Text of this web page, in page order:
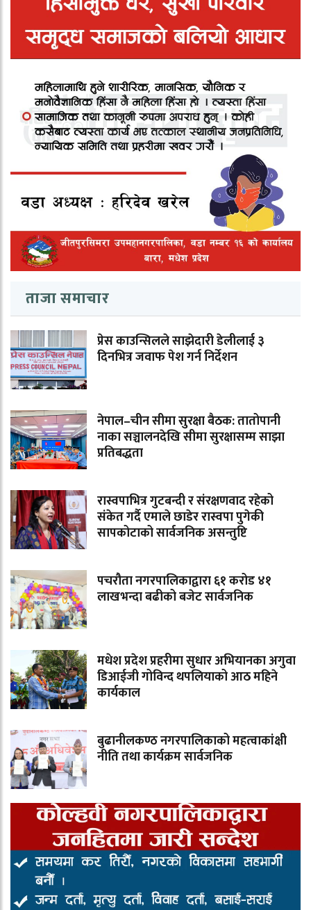
ताजा समाचार
प्रेस काउन्सिलले साझेदारी डेलीलाई ३
दिनभित्र जवाफ पेश गर्न निर्देशन
नेपाल–चीन सीमा सुरक्षा बैठक: तातोपानी
नाका सञ्चालनदेखि सीमा सुरक्षासम्म साझा
प्रतिबद्धता
रास्वपाभित्र गुटबन्दी र संरक्षणवाद रहेको
संकेत गर्दै एमाले छाडेर रास्वपा पुगेकी
सापकोटाको सार्वजनिक असन्तुष्टि
पचरौता नगरपालिकाद्वारा ६१ करोड ४१
लाखभन्दा बढीको बजेट सार्वजनिक
मधेश प्रदेश प्रहरीमा सुधार अभियानका अगुवा
डिआईजी गोविन्द थपलियाको आठ महिने
कार्यकाल
बुढानीलकण्ठ नगरपालिकाको महत्वाकांक्षी
नीति तथा कार्यक्रम सार्वजनिक